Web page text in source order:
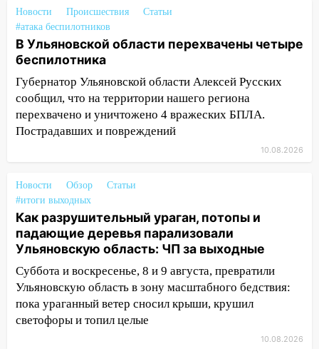
09:20 Момент падения дерева на
машину в Ульяновске попал на видео
09:16 Утро ульяновских водителей
началось с «глухой» пробки на старом
мосту
09:10 Соцсети: на Московском шоссе в
Ульяновске произошла авария
диспансеризации у 26-летнего парня
выявили онкологию
07:00 Прохладная ночь и ветреный
день: прогноз погоды в Ульяновске 10
августа
06:00
Как разрушительный ураган,
потопы и падающие деревья
парализовали Ульяновскую область: ЧП
за выходные
Новости Происшествия
Статьи
#атака беспилотников
В Ульяновской области перехвачены четыре
беспилотника
Губернатор Ульяновской области Алексей Русских
сообщил, что на территории нашего региона
перехвачено и уничтожено 4 вражеских БПЛА.
Пострадавших и повреждений
10.08.2026
Новости Обзор
Статьи
#итоги выходных
Как разрушительный ураган, потопы и
падающие деревья парализовали
Ульяновскую область: ЧП за выходные
Суббота и воскресенье, 8 и 9 августа, превратили
Ульяновскую область в зону масштабного бедствия:
пока ураганный ветер сносил крыши, крушил
светофоры и топил целые
10.08.2026